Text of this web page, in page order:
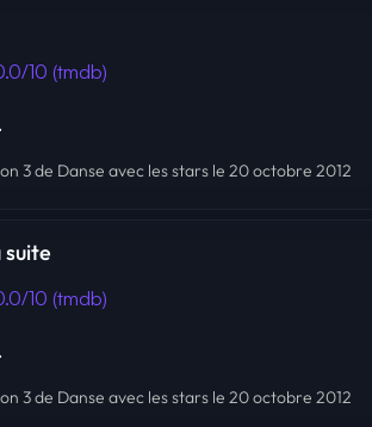
10 (tmdb)
3 de Danse avec les stars le 20 octobre 2012
suite
10 (tmdb)
3 de Danse avec les stars le 20 octobre 2012